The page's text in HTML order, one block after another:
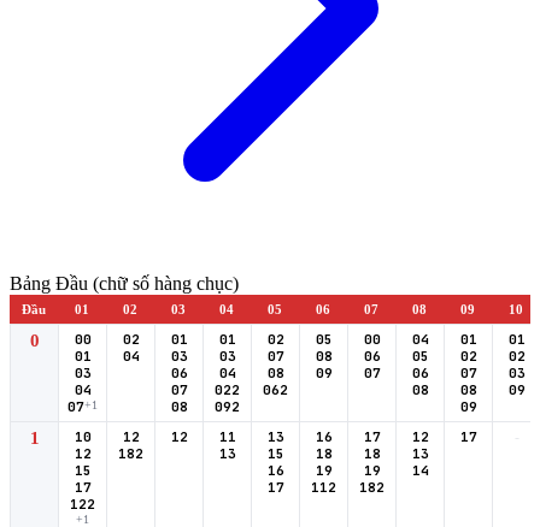
Bảng Đầu (chữ số hàng chục)
Đầu 01 02 03 04 05 06 07 08 09 10
0
00
01
03
04
07+1
02
04
01
03
06
07
08
01
03
04
022
092
02
07
08
062
05
08
09
00
06
07
04
05
06
08
01
02
07
08
09
01
02
03
09
1
10
12
15
17
122
+1
12
182
12
11
13
13
15
16
17
16
18
19
112
17
18
19
182
12
13
14
17 -